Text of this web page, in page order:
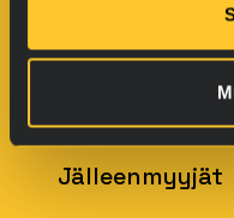
Jälleenmyyjät